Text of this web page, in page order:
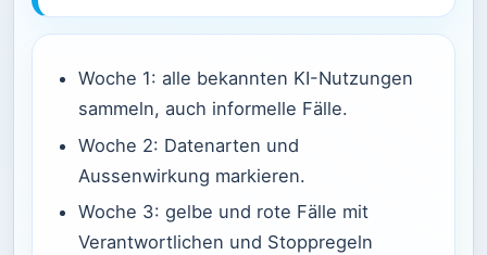
Woche 1: alle bekannten KI-Nutzungen
sammeln, auch informelle Fälle.
Woche 2: Datenarten und
Aussenwirkung markieren.
Woche 3: gelbe und rote Fälle mit
Verantwortlichen und Stoppregeln